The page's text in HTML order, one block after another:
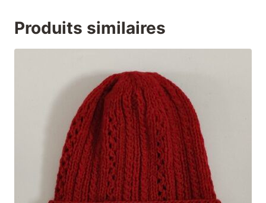
Produits similaires